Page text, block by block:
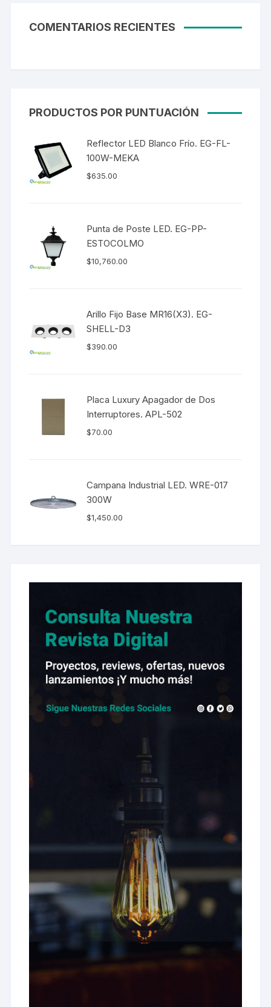
COMENTARIOS RECIENTES
PRODUCTOS POR PUNTUACIÓN
Reflector LED Blanco Frío. EG-FL-
100W-MEKA
$635.00
Punta de Poste LED. EG-PP-
ESTOCOLMO
$10,760.00
Arillo Fijo Base MR16(X3). EG-
SHELL-D3
$390.00
Placa Luxury Apagador de Dos
Interruptores. APL-502
$70.00
Campana Industrial LED. WRE-017
300W
$1,450.00